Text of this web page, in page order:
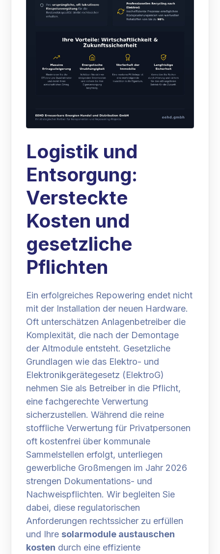
Logistik und
Entsorgung:
Versteckte
Kosten und
gesetzliche
Pflichten
Ein erfolgreiches Repowering endet nicht
mit der Installation der neuen Hardware.
Oft unterschätzen Anlagenbetreiber die
Komplexität, die nach der Demontage
der Altmodule entsteht. Gesetzliche
Grundlagen wie das Elektro- und
Elektronikgerätegesetz (ElektroG)
nehmen Sie als Betreiber in die Pflicht,
eine fachgerechte Verwertung
sicherzustellen. Während die reine
stoffliche Verwertung für Privatpersonen
oft kostenfrei über kommunale
Sammelstellen erfolgt, unterliegen
gewerbliche Großmengen im Jahr 2026
strengen Dokumentations- und
Nachweispflichten. Wir begleiten Sie
dabei, diese regulatorischen
Anforderungen rechtssicher zu erfüllen
und Ihre solarmodule austauschen
kosten durch eine effiziente